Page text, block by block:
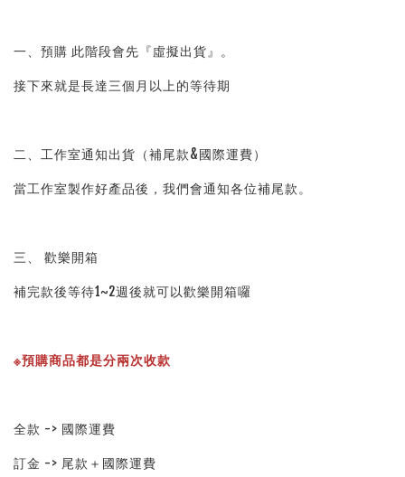
一、預購 此階段會先『虛擬出貨』。
接下來就是長達三個月以上的等待期
二、工作室通知出貨（補尾款&國際運費）
當工作室製作好產品後，我們會通知各位補尾款。
三、 歡樂開箱
補完款後等待1~2週後就可以歡樂開箱囉
※預購商品都是分兩次收款
全款 -> 國際運費
訂金 -> 尾款＋國際運費